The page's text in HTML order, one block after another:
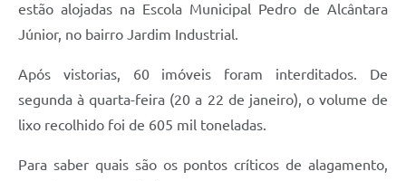
estão alojadas na Escola Municipal Pedro de Alcântara
Júnior, no bairro Jardim Industrial.
Após vistorias, 60 imóveis foram interditados. De
segunda à quarta-feira (20 a 22 de janeiro), o volume de
lixo recolhido foi de 605 mil toneladas.
Para saber quais são os pontos críticos de alagamento,